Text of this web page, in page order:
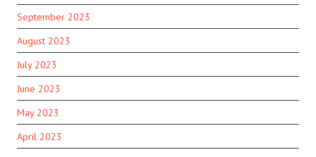
September 2023
August 2023
July 2023
June 2023
May 2023
April 2023